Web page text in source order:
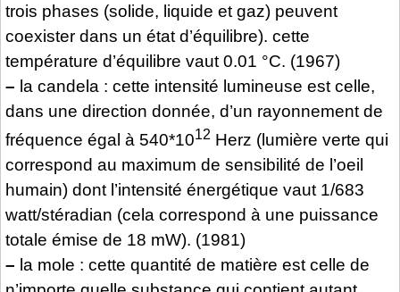
trois phases (solide, liquide et gaz) peuvent
coexister dans un état d’équilibre). cette
température d’équilibre vaut 0.01 °C. (1967)
– la candela : cette intensité lumineuse est celle,
dans une direction donnée, d’un rayonnement de
fréquence égal à 540*1012 Herz (lumière verte qui
correspond au maximum de sensibilité de l’oeil
humain) dont l’intensité énergétique vaut 1/683
watt/stéradian (cela correspond à une puissance
totale émise de 18 mW). (1981)
– la mole : cette quantité de matière est celle de